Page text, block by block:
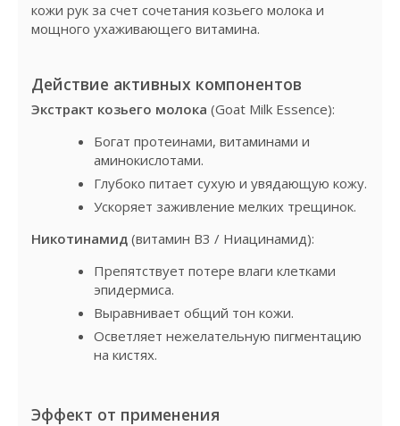
кожи рук за счет сочетания козьего молока и
мощного ухаживающего витамина.
Действие активных компонентов
Экстракт козьего молока (Goat Milk Essence):
Богат протеинами, витаминами и
аминокислотами.
Глубоко питает сухую и увядающую кожу.
Ускоряет заживление мелких трещинок.
Никотинамид (витамин B3 / Ниацинамид):
Препятствует потере влаги клетками
эпидермиса.
Выравнивает общий тон кожи.
Осветляет нежелательную пигментацию
на кистях.
Эффект от применения